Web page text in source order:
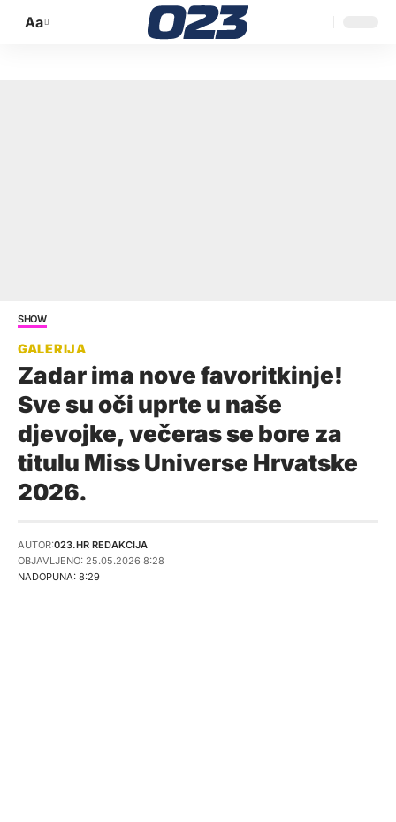
Promijeni
Aa
SHOW
Zadar ima nove favoritkinje!
Sve su oči uprte u naše
djevojke, večeras se bore za
titulu Miss Universe Hrvatske
2026.
NADOPUNA: 8:29
AUTOR:023.HR REDAKCIJA
OBJAVLJENO: 25.05.2026 8:28